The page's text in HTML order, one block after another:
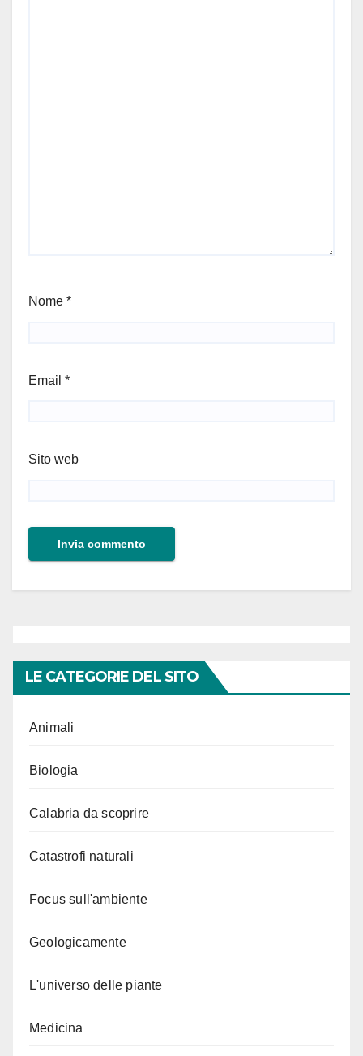
Nome *
Email *
Sito web
LE CATEGORIE DEL SITO
Animali
Biologia
Calabria da scoprire
Catastrofi naturali
Focus sull'ambiente
Geologicamente
L'universo delle piante
Medicina